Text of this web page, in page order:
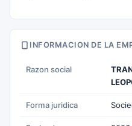
INFORMACION DE LA
Razon social
Forma juridica